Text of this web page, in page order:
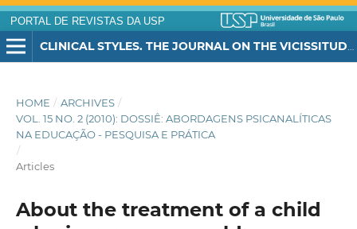
PORTAL DE REVISTAS DA USP
HOME / ARCHIVES /
VOL. 15 NO. 2 (2010): DOSSIÊ: ABORDAGENS PSICANALÍTICAS
NA EDUCAÇÃO - PESQUISA E PRÁTICA
/
Articles
About the treatment of a child